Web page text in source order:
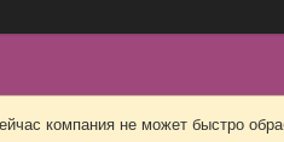
компания не может быстро